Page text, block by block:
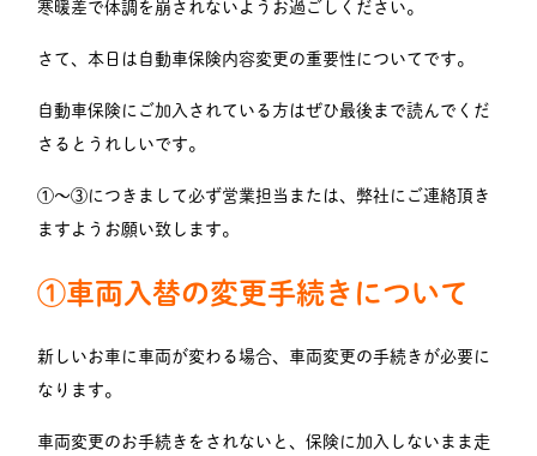
寒暖差で体調を崩されないようお過ごしください。
さて、本日は自動車保険内容変更の重要性についてです。
自動車保険にご加入されている方はぜひ最後まで読んでくだ
さるとうれしいです。
①～③につきまして必ず営業担当または、弊社にご連絡頂き
ますようお願い致します。
①車両入替の変更手続きについて
新しいお車に車両が変わる場合、車両変更の手続きが必要に
なります。
車両変更のお手続きをされないと、保険に加入しないまま走